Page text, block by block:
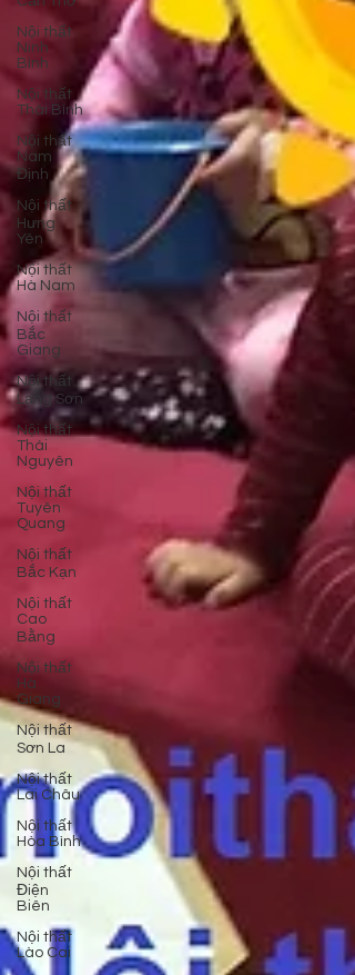
Nội thất
Ninh
Bình
Nội thất
Thái Bình
Nội thất
Nam
Định
Nội thất
Hưng
Yên
Nội thất
Hà Nam
Nội thất
Bắc
Giang
Nội thất
Lạng Sơn
Nội thất
Thái
Nguyên
Nội thất
Tuyên
Quang
Nội thất
Bắc Kạn
Nội thất
Cao
Bằng
Nội thất
Hà
Giang
Nội thất
Sơn La
Nội thất
Lai Châu
Nội thất
Hòa Bình
Nội thất
Điện
Biên
Nội thất
Lào Cai